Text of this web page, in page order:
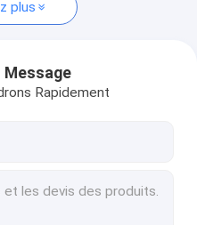
plus
Message
Rapidement